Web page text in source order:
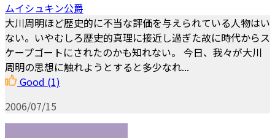
ムイシュキン公爵
大川周明ほど歴史的に不当な評価を与えられている人物はい
ない。いやむしろ歴史的真理に接近し過ぎた故に時代からス
ケープゴートにされたのかも知れない。 今日、我々が大川
周明の思想に触れようとすると多少なれ...
Good (1)
2006/07/15